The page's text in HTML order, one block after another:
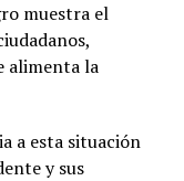
muestra el
alimenta la
a esta situación
y sus